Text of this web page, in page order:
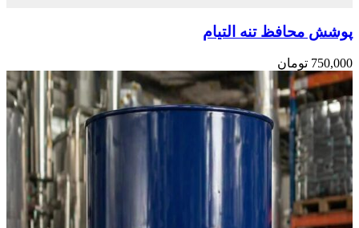
پوشش محافظ تنه التیام
750,000 تومان